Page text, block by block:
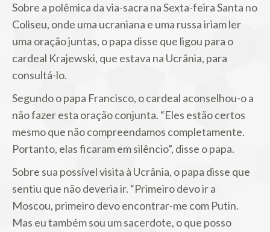
Sobre a polêmica da via-sacra na Sexta-feira Santa no
Coliseu, onde uma ucraniana e uma russa iriam ler
uma oração juntas, o papa disse que ligou para o
cardeal Krajewski, que estava na Ucrânia, para
consultá-lo.
Segundo o papa Francisco, o cardeal aconselhou-o a
não fazer esta oração conjunta. “Eles estão certos
mesmo que não compreendamos completamente.
Portanto, elas ficaram em silêncio”, disse o papa.
Sobre sua possível visita à Ucrânia, o papa disse que
sentiu que não deveria ir. “Primeiro devo ir a
Moscou, primeiro devo encontrar-me com Putin.
Mas eu também sou um sacerdote, o que posso